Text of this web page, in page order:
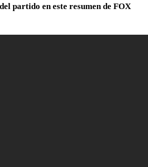
partido en este resumen de FOX